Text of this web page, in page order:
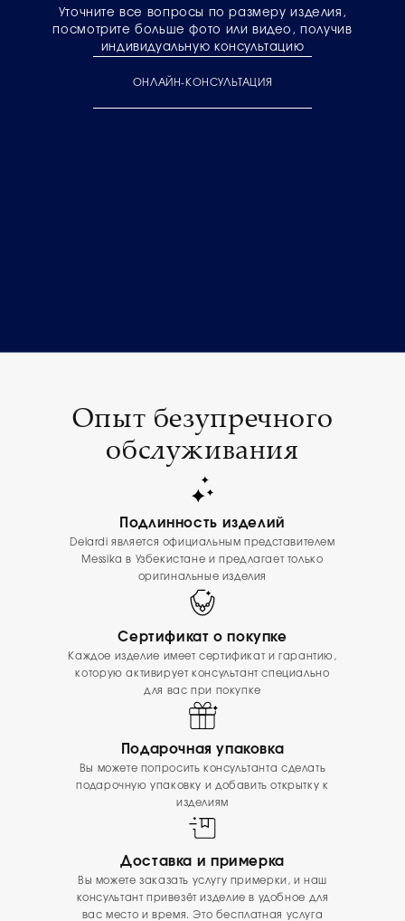
Уточните все вопросы по размеру изделия,
посмотрите больше фото или видео, получив
индивидуальную консультацию
ОНЛАЙН-КОНСУЛЬТАЦИЯ
Опыт безупречного
обслуживания
Подлинность изделий
Delardi является официальным представителем
Messika в Узбекистане и предлагает только
оригинальные изделия
Сертификат о покупке
Каждое изделие имеет сертификат и гарантию,
которую активирует консультант специально
для вас при покупке
Подарочная упаковка
Вы можете попросить консультанта сделать
подарочную упаковку и добавить открытку к
изделиям
Доставка и примерка
Вы можете заказать услугу примерки, и наш
консультант привезёт изделие в удобное для
вас место и время. Это бесплатная услуга